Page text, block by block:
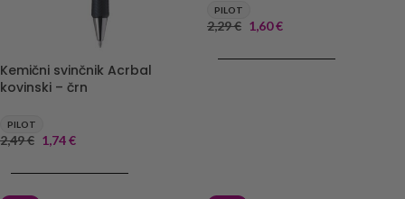
Kemični svinčnik Acrbal
kovinski – črn
PILOT
2,49€ 1,74€
PILOT
2,29€ 1,60€